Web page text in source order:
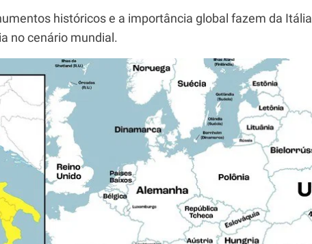
históricos e a importância global fazem da Itália
no cenário mundial.